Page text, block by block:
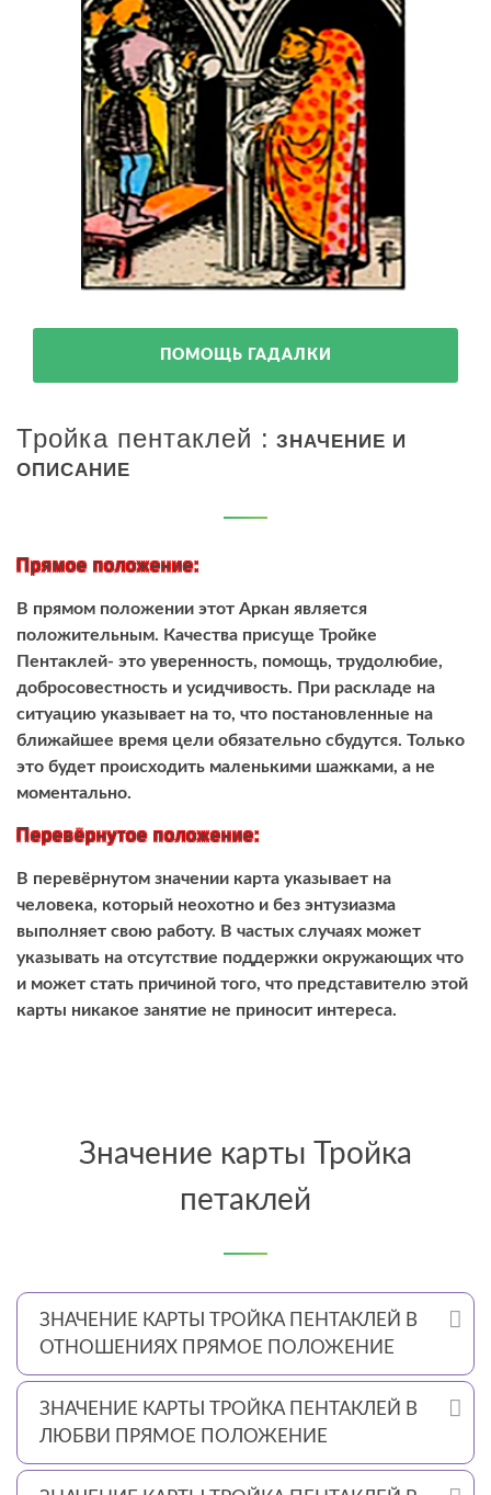
ПОМОЩЬ ГАДАЛКИ
Тройка пентаклей : ЗНАЧЕНИЕ И
ОПИСАНИЕ
Прямое положение:
В прямом положении этот Аркан является
положительным. Качества присуще Тройке
Пентаклей- это уверенность, помощь, трудолюбие,
добросовестность и усидчивость. При раскладе на
ситуацию указывает на то, что постановленные на
ближайшее время цели обязательно сбудутся. Только
это будет происходить маленькими шажками, а не
моментально.
Перевёрнутое положение:
В перевёрнутом значении карта указывает на
человека, который неохотно и без энтузиазма
выполняет свою работу. В частых случаях может
указывать на отсутствие поддержки окружающих что
и может стать причиной того, что представителю этой
карты никакое занятие не приносит интереса.
Значение карты Тройка
петаклей
ЗНАЧЕНИЕ КАРТЫ ТРОЙКА ПЕНТАКЛЕЙ В
ОТНОШЕНИЯХ ПРЯМОЕ ПОЛОЖЕНИЕ
ЗНАЧЕНИЕ КАРТЫ ТРОЙКА ПЕНТАКЛЕЙ В
ЛЮБВИ ПРЯМОЕ ПОЛОЖЕНИЕ